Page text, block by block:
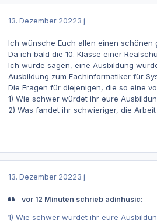
13. Dezember 20223 j
Ich wünsche Euch allen einen schönen
Da ich bald die 10. Klasse einer
Ich würde sagen, eine Ausbildung
Ausbildung zum Fachinformatiker für
Die Fragen für diejenigen, die so eine
1) Wie schwer würdet ihr eure
2) Was fandet ihr schwieriger, die
13. Dezember 20223 j
vor 12 Minuten schrieb adinhusic:
1) Wie schwer würdet ihr eure